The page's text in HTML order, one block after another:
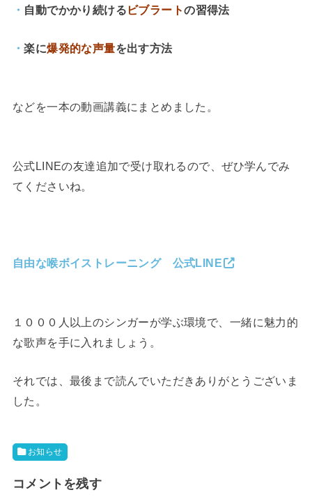
・ 自動でかかり続ける ビブラートの習得法
・楽に爆発的な声量を出す方法
などを一本の動画講義にまとめました。
公式LINEの友達追加で受け取れるので、ぜひ学んでみ
てくださいね。
自由な喉ボイストレーニング 公式LINE
１０００人以上のシンガーが学ぶ環境で、一緒に魅力的
な歌声を手に入れましょう。
それでは、最後まで読んでいただきありがとうございま
した。
お知らせ
コメントを残す